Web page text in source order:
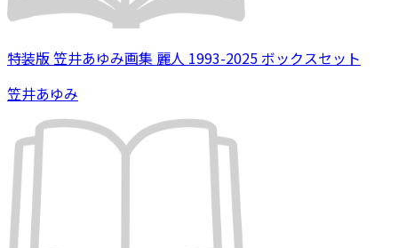
特装版 笠井あゆみ画集 麗人 1993-2025 ボックスセット
笠井あゆみ